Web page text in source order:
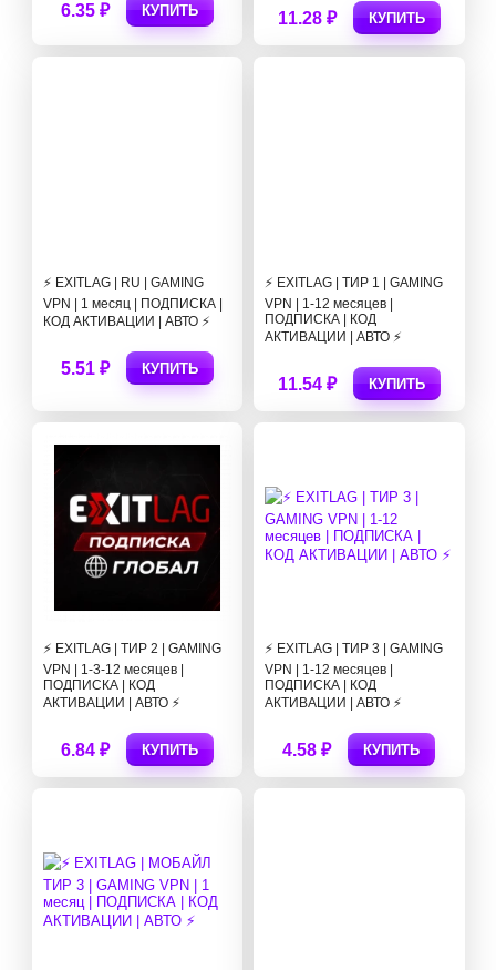
6.35 ₽ КУПИТЬ 11.28 ₽ КУПИТЬ
⚡ EXITLAG | RU | GAMING
VPN | 1 месяц | ПОДПИСКА |
КОД АКТИВАЦИИ | АВТО ⚡
5.51 ₽ КУПИТЬ
⚡ EXITLAG | ТИР 1 | GAMING
VPN | 1-12 месяцев |
ПОДПИСКА | КОД
АКТИВАЦИИ | АВТО ⚡
11.54 ₽ КУПИТЬ
⚡ EXITLAG | ТИР 2 | GAMING
VPN | 1-3-12 месяцев |
ПОДПИСКА | КОД
АКТИВАЦИИ | АВТО ⚡
6.84 ₽ КУПИТЬ
⚡ EXITLAG | ТИР 3 | GAMING
VPN | 1-12 месяцев |
ПОДПИСКА | КОД
АКТИВАЦИИ | АВТО ⚡
4.58 ₽ КУПИТЬ